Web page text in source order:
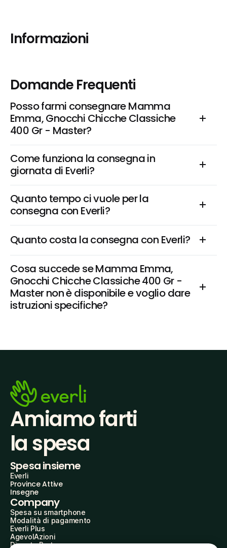
Informazioni
Domande Frequenti
Posso farmi consegnare Mamma
Emma, Gnocchi Chicche Classiche
400 Gr - Master?
Come funziona la consegna in
giornata di Everli?
Quanto tempo ci vuole per la
consegna con Everli?
Quanto costa la consegna con Everli?
Cosa succede se Mamma Emma,
Gnocchi Chicche Classiche 400 Gr -
Master non è disponibile e voglio dare
istruzioni specifiche?
Amiamo farti
la spesa
Spesa insieme
Everli
Province Attive
Insegne
Company
Spesa su smartphone
Modalità di pagamento
Everli Plus
AgevolAzioni
Diventa Partner